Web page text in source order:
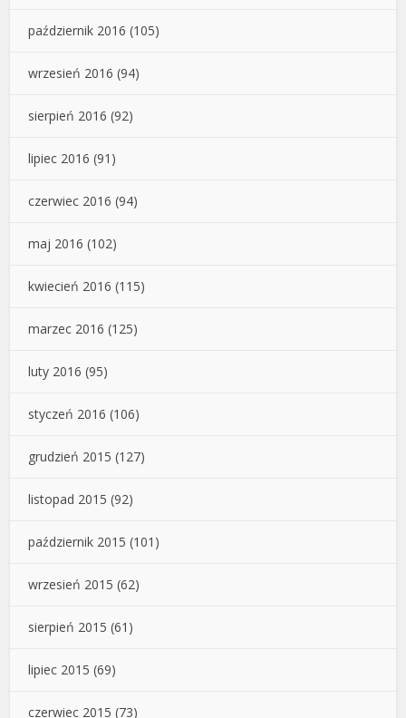
październik 2016 (105)
wrzesień 2016 (94)
sierpień 2016 (92)
lipiec 2016 (91)
czerwiec 2016 (94)
maj 2016 (102)
kwiecień 2016 (115)
marzec 2016 (125)
luty 2016 (95)
styczeń 2016 (106)
grudzień 2015 (127)
listopad 2015 (92)
październik 2015 (101)
wrzesień 2015 (62)
sierpień 2015 (61)
lipiec 2015 (69)
czerwiec 2015 (73)